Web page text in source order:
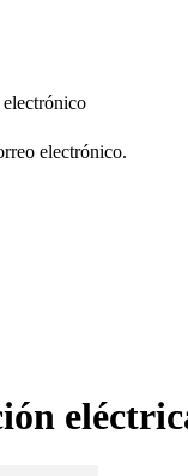
electrónico.